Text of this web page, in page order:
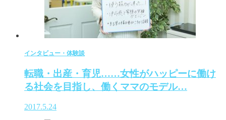
インタビュー・体験談
転職・出産・育児……女性がハッピーに働け
る社会を目指し、働くママのモデル…
2017.5.24